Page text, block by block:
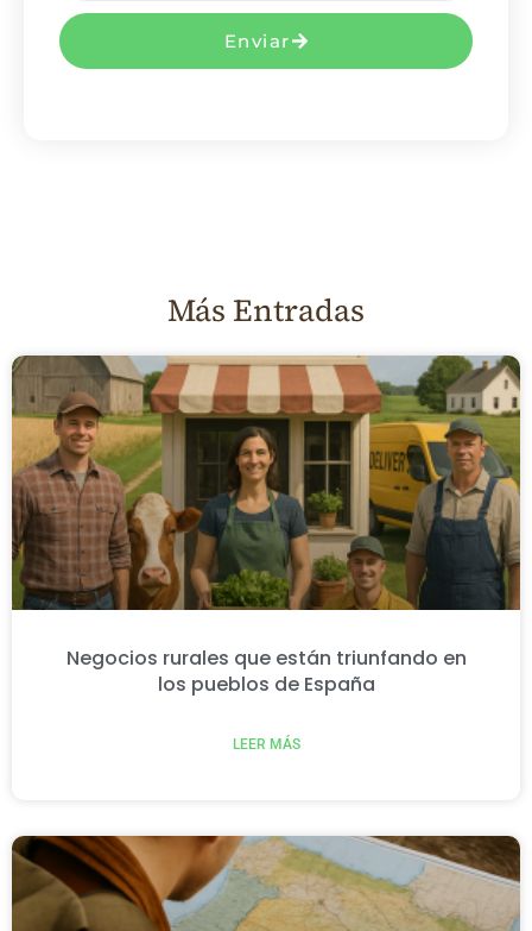
Enviar
Más Entradas
Negocios rurales que están triunfando en
los pueblos de España
LEER MÁS